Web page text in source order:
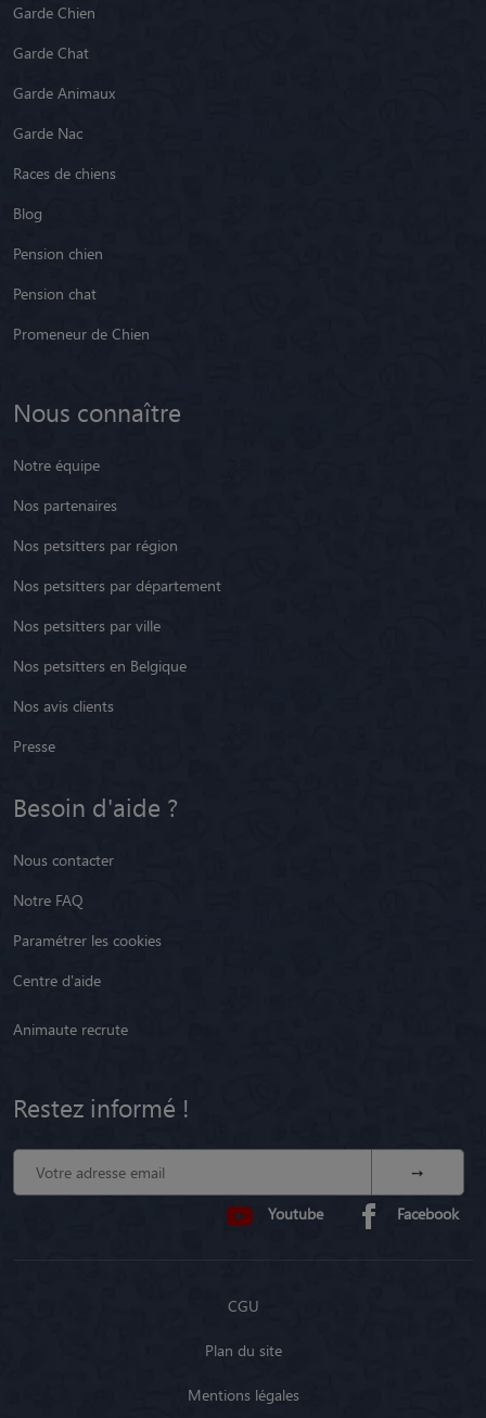
Garde Chien
Garde Chat
Garde Animaux
Garde Nac
Races de chiens
Blog
Pension chien
Pension chat
Promeneur de Chien
Nous connaître
Notre équipe
Nos partenaires
Nos petsitters par région
Nos petsitters par département
Nos petsitters par ville
Nos petsitters en Belgique
Nos avis clients
Presse
Besoin d'aide ?
Nous contacter
Notre FAQ
Paramétrer les cookies
Centre d'aide
Animaute recrute
Restez informé !
Youtube Facebook
CGU
Plan du site
Mentions légales